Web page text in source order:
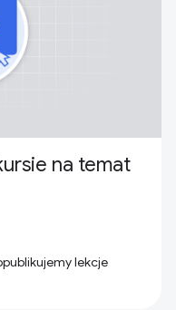
na temat
lekcje